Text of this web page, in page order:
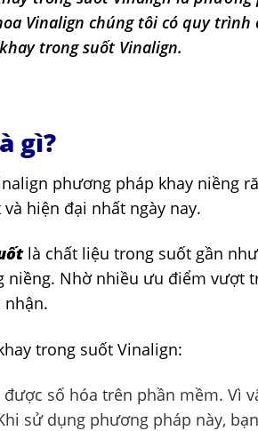
Vinalign chúng tôi có quy trình
trong suốt Vinalign.
gì?
phương pháp khay niềng
hiện đại nhất ngày nay.
là chất liệu trong suốt gần
niềng. Nhờ nhiều ưu điểm vượt
trong suốt Vinalign:
số hóa trên phần mềm. Vì
sử dụng phương pháp này,